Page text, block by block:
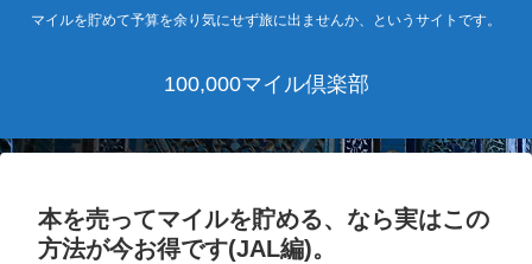
マイルを貯めて予算を余り気にせず旅に出ませんか、というサイトです。
100,000マイル倶楽部
本を売ってマイルを貯める、なら実はこの
方法が今お得です(JAL編)。